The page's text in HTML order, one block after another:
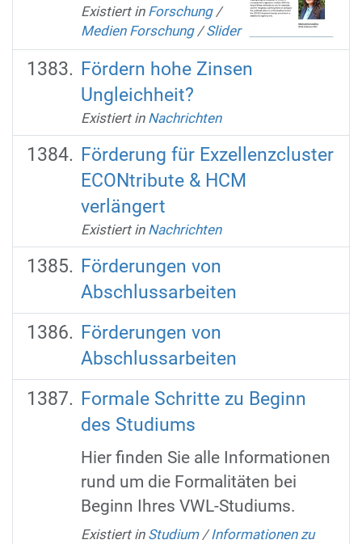
Existiert in Forschung /
Medien Forschung /Slider
Fördern hohe Zinsen
Ungleichheit?
Existiert in Nachrichten
Förderung für Exzellenzcluster
ECONtribute & HCM
verlängert
Existiert in Nachrichten
Förderungen von
Abschlussarbeiten
Förderungen von
Abschlussarbeiten
Formale Schritte zu Beginn
des Studiums
Hier finden Sie alle Informationen
rund um die Formalitäten bei
Beginn Ihres VWL-Studiums.
Existiert in Studium /Informationen zu